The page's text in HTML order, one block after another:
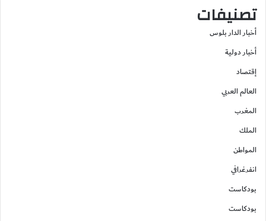
تصنيفات
أخبار الدار بلوس
أخبار دولية
إقتصاد
العالم العربي
المغرب
الملك
المواطن
انفرغرافي
بودكاست
بودكاست